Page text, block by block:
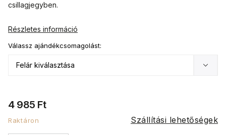
4 985 Ft
Raktáron Szállítási lehetőségek
Válassz ajándékcsomagolást:
csillagjegyben.
Részletes információ